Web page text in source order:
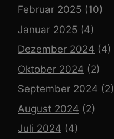
Februar 2025 (10)
Januar 2025 (4)
Dezember 2024 (4)
Oktober 2024 (2)
September 2024 (2)
August 2024 (2)
Juli 2024 (4)